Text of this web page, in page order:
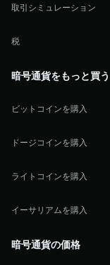
取引シミュレーション
税
暗号通貨をもっと買う
ビットコインを購入
ドージコインを購入
ライトコインを購入
イーサリアムを購入
暗号通貨の価格